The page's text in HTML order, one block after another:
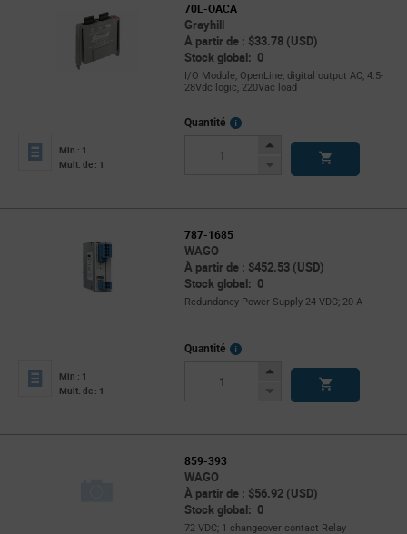
70L-OACA
Grayhill
À partir de : $33.78 (USD)
Stock global: 0
I/O Module, OpenLine, digital output AC, 4.5-
28Vdc logic, 220Vac load
Min : 1
Mult. de : 1
Quantité
More
Increase
Decrease
787-1685
WAGO
À partir de : $452.53 (USD)
Stock global: 0
Redundancy Power Supply 24 VDC; 20 A
Min : 1
Mult. de : 1
Quantité
More
Increase
Decrease
859-393
WAGO
À partir de : $56.92 (USD)
Stock global: 0
72 VDC; 1 changeover contact Relay